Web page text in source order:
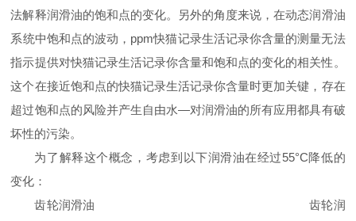
法解释润滑油的饱和点的变化。另外的角度来说，在动态润滑油
系统中饱和点的波动， ppm快猫记录生活记录你含量的测量无法
指示提供对快猫记录生活记录你含量和饱和点的变化的相关性。
这个在接近饱和点的快猫记录生活记录你含量时更加关键，存在
超过饱和点的风险并产生自由水—对润滑油的所有应用都具有破
坏性的污染。
为了解释这个概念，考虑到以下润滑油在经过55°C降低的
变化：
齿轮润滑油
齿轮润